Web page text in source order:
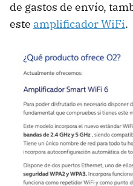
de gastos de envío,
este amplificador WiFi.